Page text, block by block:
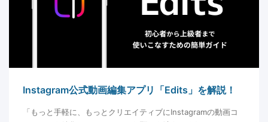
Instagram公式動画編集アプリ「Edits」を解説！
「もっと手軽に、もっとクリエイティブにInstagramの動画コ